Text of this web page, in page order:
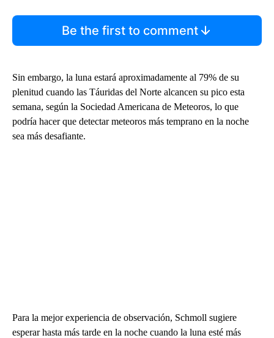
Be the first to comment
Sin embargo, la luna estará aproximadamente al 79% de su
plenitud cuando las Táuridas del Norte alcancen su pico esta
semana, según la Sociedad Americana de Meteoros, lo que
podría hacer que detectar meteoros más temprano en la noche
sea más desafiante.
Para la mejor experiencia de observación, Schmoll sugiere
esperar hasta más tarde en la noche cuando la luna esté más